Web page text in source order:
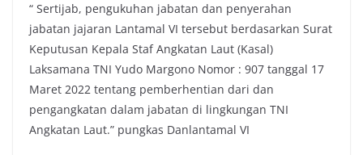
“ Sertijab, pengukuhan jabatan dan penyerahan
jabatan jajaran Lantamal VI tersebut berdasarkan Surat
Keputusan Kepala Staf Angkatan Laut (Kasal)
Laksamana TNI Yudo Margono Nomor : 907 tanggal 17
Maret 2022 tentang pemberhentian dari dan
pengangkatan dalam jabatan di lingkungan TNI
Angkatan Laut.” pungkas Danlantamal VI